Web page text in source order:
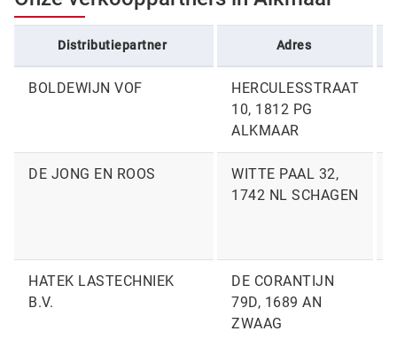
Distributiepartner Adres
BOLDEWIJN VOF
HERCULESSTRAAT
10, 1812 PG
ALKMAAR
DE JONG EN ROOS
WITTE PAAL 32,
1742 NL SCHAGEN
HATEK LASTECHNIEK
B.V.
DE CORANTIJN
79D, 1689 AN
ZWAAG